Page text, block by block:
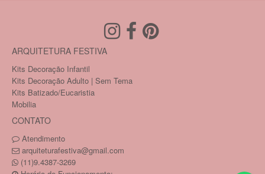
ARQUITETURA FESTIVA
Kits Decoração Infantil
Kits Decoração Adulto | Sem Tema
Kits Batizado/Eucaristia
Mobilia
CONTATO
Atendimento
arquiteturafestiva@gmail.com
(11)9.4387-3269